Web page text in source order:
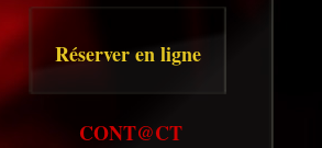
Réserver en ligne
CONT@CT